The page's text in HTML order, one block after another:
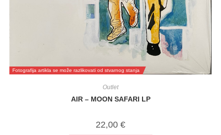
Fotografija artikla se može razlikovati od stvarnog stanja
Outlet
AIR – MOON SAFARI LP
22,00 €